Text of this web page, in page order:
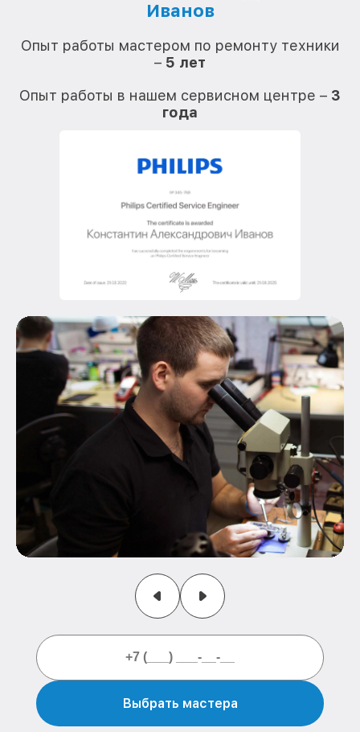
Иванов
Опыт работы мастером по ремонту техники
– 5 лет
Опыт работы в нашем сервисном центре – 3
года
Выбрать мастера